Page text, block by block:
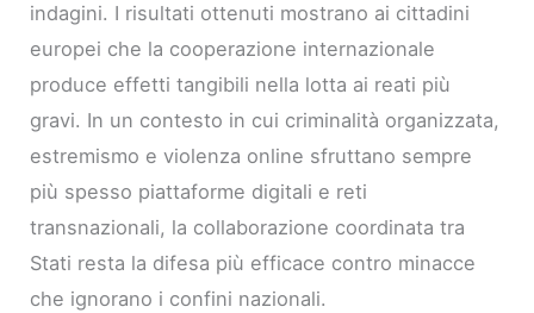
indagini. I risultati ottenuti mostrano ai cittadini
europei che la cooperazione internazionale
produce effetti tangibili nella lotta ai reati più
gravi. In un contesto in cui criminalità organizzata,
estremismo e violenza online sfruttano sempre
più spesso piattaforme digitali e reti
transnazionali, la collaborazione coordinata tra
Stati resta la difesa più efficace contro minacce
che ignorano i confini nazionali.